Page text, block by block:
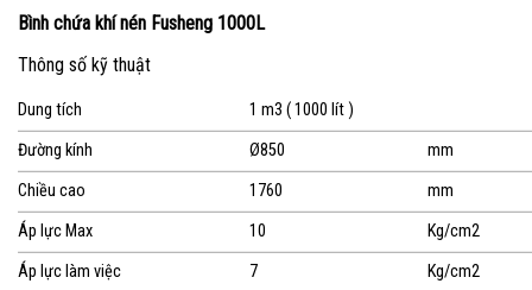
Bình chứa khí nén Fusheng 1000L
Thông số kỹ thuật
Dung tích
1 m3 ( 1000 lít )
Đường kính
Ø850
mm
Chiều cao
1760
mm
Áp lực Max
10
Kg/cm2
Áp lực làm việc
7
Kg/cm2